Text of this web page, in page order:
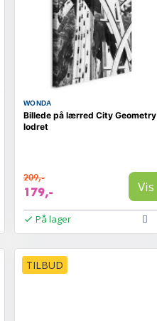
WONDA
Billede på lærred City Geometry
lodret
209,-
179,- Vis
På lager
TILBUD